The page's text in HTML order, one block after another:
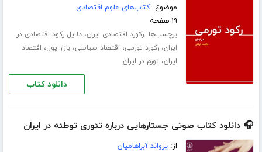
موضوع:کتاب‌های علوم اقتصادی
۱۹ صفحه
برچسب‌ها:رکورد اقتصادی ایران،دلایل رکود اقتصادی در
ایران،رکورد تورمی، اقتصاد سیاسی،بازار پول، اقتصاد
ایران، تورم در ایران
دانلود کتاب
🎧 دانلود کتاب صوتی جستارهایی درباره‌ تئوری توطئه در ایران
از:یرواند آبراهامیان